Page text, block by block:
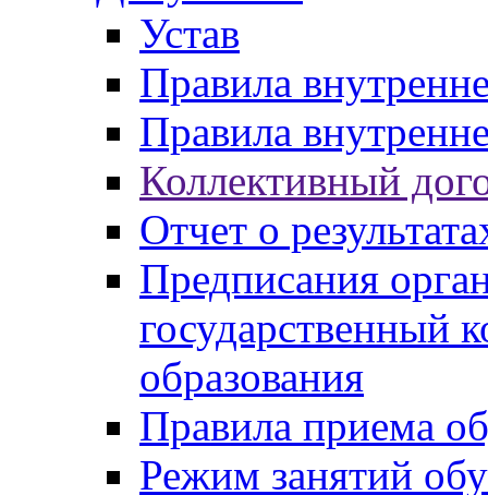
Устав
Правила
Правила
Коллективный
Отчет о
Предписания
государственный
образования
Правила приема
Режим занятий